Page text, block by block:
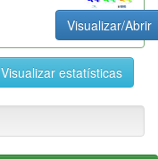
Visualizar/Abrir
Visualizar estatísticas